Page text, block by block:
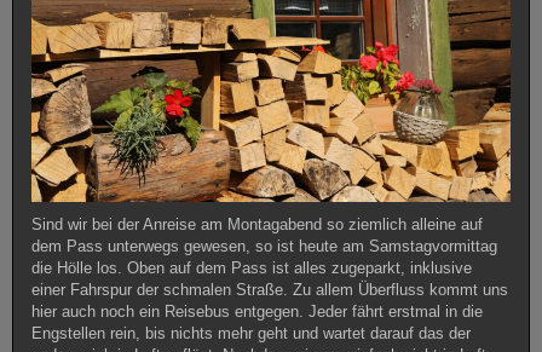
Sind wir bei der Anreise am Montagabend so ziemlich alleine auf
dem Pass unterwegs gewesen, so ist heute am Samstagvormittag
die Hölle los. Oben auf dem Pass ist alles zugeparkt, inklusive
einer Fahrspur der schmalen Straße. Zu allem Überfluss kommt uns
hier auch noch ein Reisebus entgegen. Jeder fährt erstmal in die
Engstellen rein, bis nichts mehr geht und wartet darauf das der